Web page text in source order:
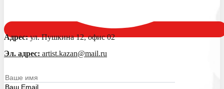
Адрес:ул. Пушкина 12, офис 02
Эл. адрес: artist.kazan@mail.ru